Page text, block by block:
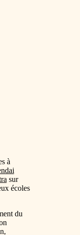
à
sur
écoles
du